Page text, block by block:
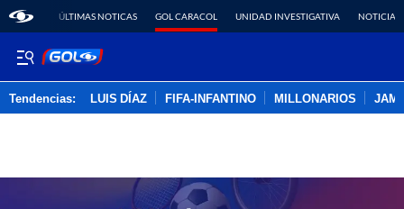
ÚLTIMAS NOTICAS GOL CARACOL UNIDAD INVESTIGATIVA NOTICIAS
Tendencias: LUIS DÍAZ FIFA-INFANTINO MILLONARIOS